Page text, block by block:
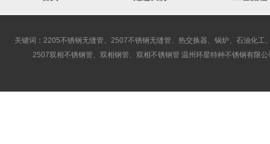
关键词：2205不锈钢无缝管、2507不锈钢无缝管、热交换器、锅炉、石油化
2507双相不锈钢管、双相钢管、双相不锈钢管 温州环星特种不锈钢有限